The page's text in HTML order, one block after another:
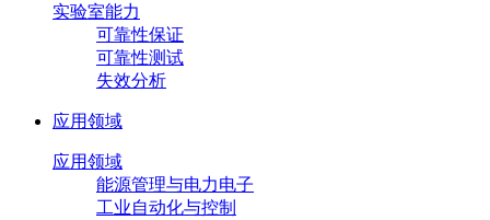
实验室能力
可靠性保证
可靠性测试
失效分析
应用领域
应用领域
能源管理与电力电子
工业自动化与控制